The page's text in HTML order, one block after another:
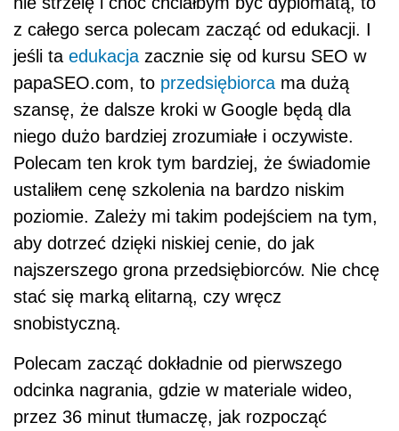
z całego serca polecam zacząć od edukacji. I
jeśli ta edukacja zacznie się od kursu SEO w
papaSEO.com, to przedsiębiorca ma dużą
szansę, że dalsze kroki w Google będą dla
niego dużo bardziej zrozumiałe i oczywiste.
Polecam ten krok tym bardziej, że świadomie
ustaliłem cenę szkolenia na bardzo niskim
poziomie. Zależy mi takim podejściem na tym,
aby dotrzeć dzięki niskiej cenie, do jak
najszerszego grona przedsiębiorców. Nie chcę
stać się marką elitarną, czy wręcz
snobistyczną.
Polecam zacząć dokładnie od pierwszego
odcinka nagrania, gdzie w materiale wideo,
przez 36 minut tłumaczę, jak rozpocząć